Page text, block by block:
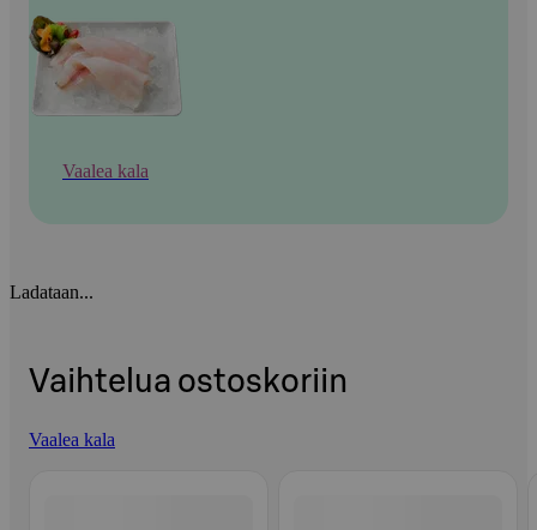
Vaalea kala
Ladataan...
Vaihtelua ostoskoriin
Vaalea kala